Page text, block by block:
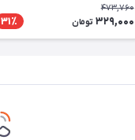
473,760
329,000 تومان 31٪